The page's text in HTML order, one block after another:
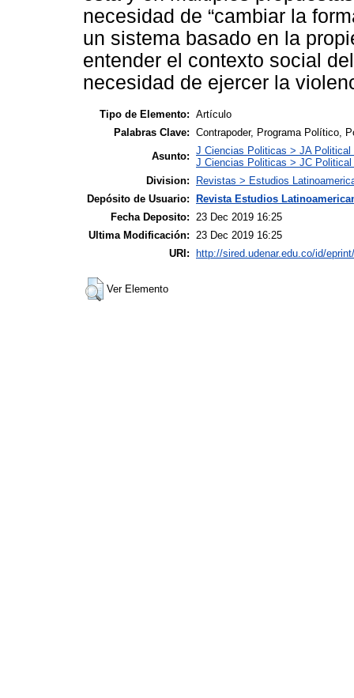
necesidad de “cambiar la
un sistema basado en la
entender el contexto social
necesidad de ejercer la
Tipo de Elemento: Artículo
Palabras Clave: Contrapoder, Programa Político,
Asunto: J Ciencias Politicas > JA Political
J Ciencias Politicas > JC Political
Division:
Revistas > Estudios
Depósito de Usuario: Revista Estudios
Fecha Deposito:
23 Dec 2019 16:25
Ultima Modificación:
23 Dec 2019 16:25
URI: http://sired.udenar.edu.co/id/
Ver Elemento